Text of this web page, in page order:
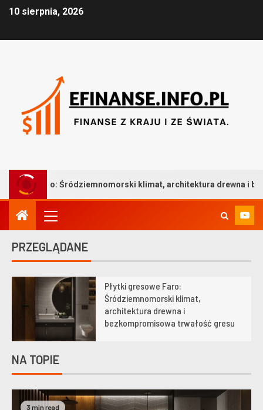
10 sierpnia, 2026
klimat, architektura drewna i bezkompromisowa
PRZEGLĄDANE
Płytki gresowe Faro:
Śródziemnomorski klimat,
architektura drewna i
bezkompromisowa trwałość gresu
NA TOPIE
3 min read